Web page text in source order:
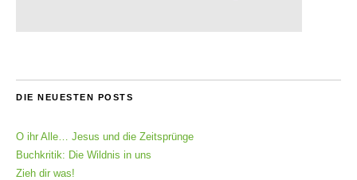
DIE NEUESTEN POSTS
O ihr Alle… Jesus und die Zeitsprünge
Buchkritik: Die Wildnis in uns
Zieh dir was!